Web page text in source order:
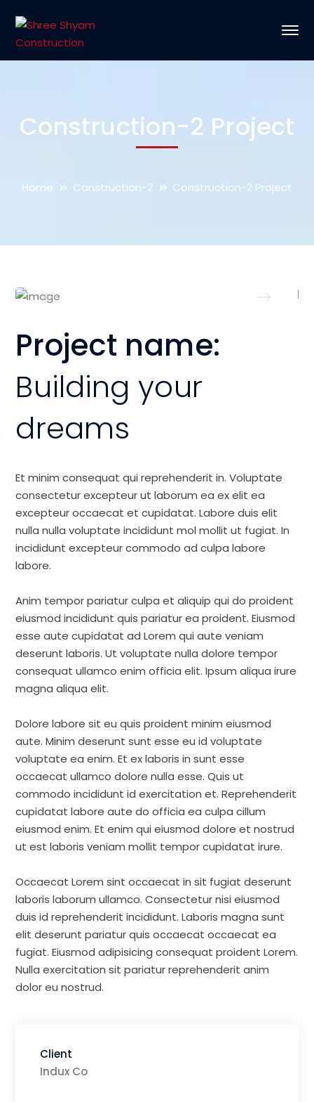
Construction-2 Project
Home Construction-2 Construction-2 Project
Project name:
Building your
dreams
Et minim consequat qui reprehenderit in. Voluptate
consectetur excepteur ut laborum ea ex elit ea
excepteur occaecat et cupidatat. Labore duis elit
nulla nulla voluptate incididunt mol mollit ut fugiat. In
incididunt excepteur commodo ad culpa labore
labore.
Anim tempor pariatur culpa et aliquip qui do proident
eiusmod incididunt quis pariatur ea proident. Eiusmod
esse aute cupidatat ad Lorem qui aute veniam
deserunt laboris. Ut voluptate nulla dolore tempor
consequat ullamco enim officia elit. Ipsum aliqua irure
magna aliqua elit.
Dolore labore sit eu quis proident minim eiusmod
aute. Minim deserunt sunt esse eu id voluptate
voluptate ea enim. Et ex laboris in sunt esse
occaecat ullamco dolore nulla esse. Quis ut
commodo incididunt id exercitation et. Reprehenderit
cupidatat labore aute do officia ea culpa cillum
eiusmod enim. Et enim qui eiusmod dolore et nostrud
ut est laboris veniam mollit tempor cupidatat irure.
Occaecat Lorem sint occaecat in sit fugiat deserunt
laboris laborum ullamco. Consectetur nisi eiusmod
duis id reprehenderit incididunt. Laboris magna sunt
elit deserunt pariatur quis occaecat occaecat ea
fugiat. Eiusmod adipisicing consequat proident Lorem.
Nulla exercitation sit pariatur reprehenderit anim
dolor eu nostrud.
Client
Indux Co